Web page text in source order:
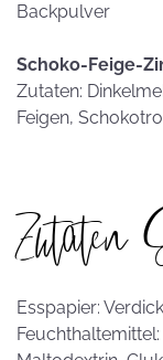
Backpulver
Schoko-Feige-
Zutaten:
Feigen,
Zutaten
Esspapier:
Feuchthaltemittel: